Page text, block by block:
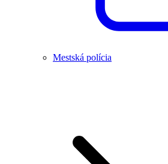
Mestská polícia